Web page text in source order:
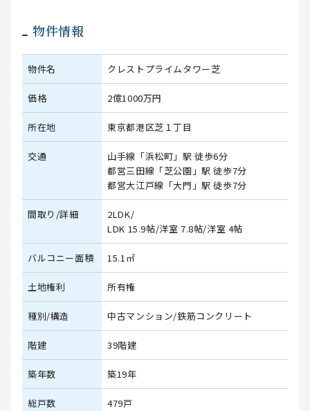
物件情報
物件名 クレストプライムタワー芝
価格 2億1000万円
所在地 東京都港区芝１丁目
交通
山手線「浜松町」駅 徒歩6分
都営三田線「芝公園」駅 徒歩7分
都営大江戸線「大門」駅 徒歩7分
間取り/詳細
2LDK/
LDK 15.9帖/洋室 7.8帖/洋室 4帖
バルコニー面積 15.1㎡
土地権利 所有権
種別/構造 中古マンション/鉄筋コンクリート
階建 39階建
築年数 築19年
総戸数 479戸